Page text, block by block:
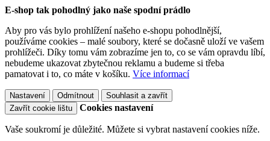
E-shop tak pohodlný jako naše spodní prádlo
Aby pro vás bylo prohlížení našeho e-shopu pohodlnější,
používáme cookies – malé soubory, které se dočasně uloží ve vašem
prohlížeči. Díky tomu vám zobrazíme jen to, co se vám opravdu líbí,
nebudeme ukazovat zbytečnou reklamu a budeme si třeba
pamatovat i to, co máte v košíku. Více informací
Nastavení Odmítnout
Souhlasit a zavřít
Zavřít cookie lištu
Cookies nastavení
Vaše soukromí je důležité. Můžete si vybrat nastavení cookies níže.